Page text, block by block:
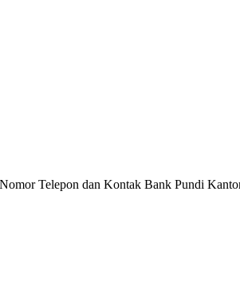
Telepon dan Kontak Bank Pundi